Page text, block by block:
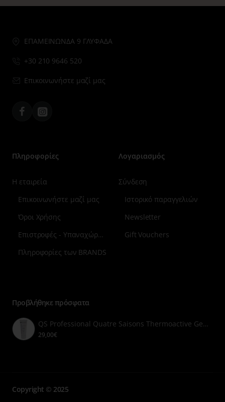
ΕΠΑΜΕΙΝΩΝΔΑ 9 ΓΛΥΦΑΔΑ
+30 210 9646 520
Επικοινωνήστε μαζί μας
FacebookInstagram
Πληροφορίες
7
Η εταιρεία
Επικοινωνήστε μαζί μας
Όροι Χρήσης
Επιστροφές - Υπαναχώρηση
Πληροφορίες των BRANDS
Λογαριασμός
Σύνδεση
Ιστορικό παραγγελιών
Newsletter
Gift Vouchers
Προβλήθηκε πρόσφατα
QS Professional Quatre Saisons Thermoactive Gel 200ml
29,00€
Copyright © 2025